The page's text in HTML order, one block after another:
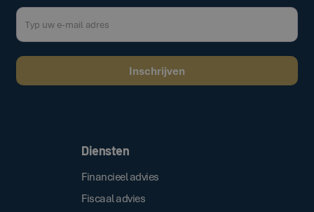
Diensten
Financieel advies
Fiscaal advies